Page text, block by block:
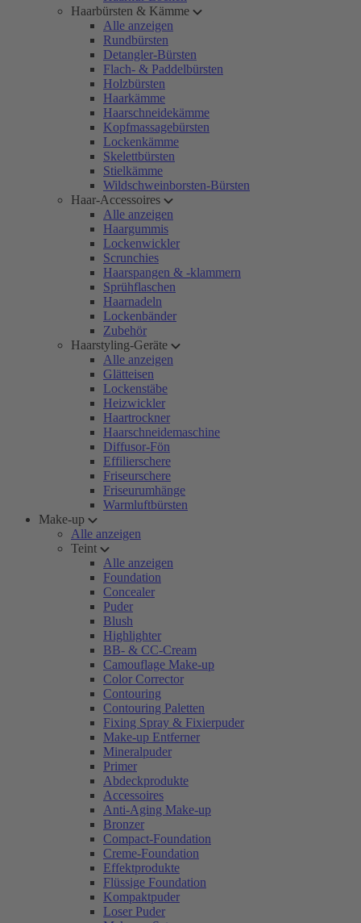
Haarbürsten & Kämme
Alle anzeigen
Rundbürsten
Detangler-Bürsten
Flach- & Paddelbürsten
Holzbürsten
Haarkämme
Haarschneidekämme
Kopfmassagebürsten
Lockenkämme
Skelettbürsten
Stielkämme
Wildschweinborsten-Bürsten
Haar-Accessoires
Alle anzeigen
Haargummis
Lockenwickler
Scrunchies
Haarspangen & -klammern
Sprühflaschen
Haarnadeln
Lockenbänder
Zubehör
Haarstyling-Geräte
Alle anzeigen
Glätteisen
Lockenstäbe
Heizwickler
Haartrockner
Haarschneidemaschine
Diffusor-Fön
Effilierschere
Friseurschere
Friseurumhänge
Warmluftbürsten
Make-up
Alle anzeigen
Teint
Alle anzeigen
Foundation
Concealer
Puder
Blush
Highlighter
BB- & CC-Cream
Camouflage Make-up
Color Corrector
Contouring
Contouring Paletten
Fixing Spray & Fixierpuder
Make-up Entferner
Mineralpuder
Primer
Abdeckprodukte
Accessoires
Anti-Aging Make-up
Bronzer
Compact-Foundation
Creme-Foundation
Effektprodukte
Flüssige Foundation
Kompaktpuder
Loser Puder